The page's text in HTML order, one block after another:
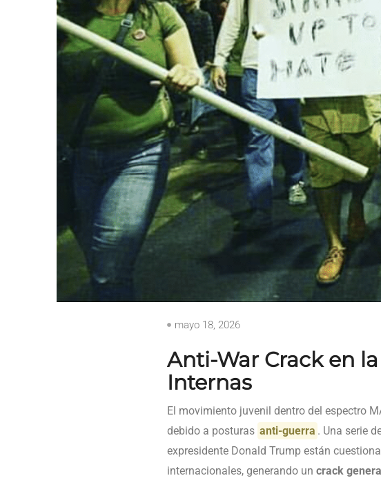
mayo 18, 2026
Anti-War Crack en
Internas
El movimiento juvenil dentro del espectro
debido a posturas anti-guerra . Una serie
expresidente Donald Trump están
internacionales, generando un crack